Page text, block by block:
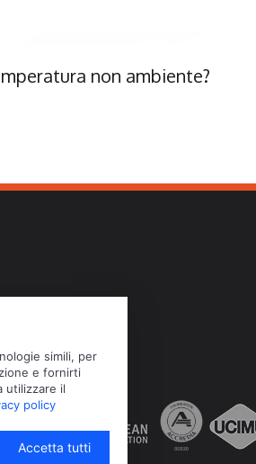
non ambiente?